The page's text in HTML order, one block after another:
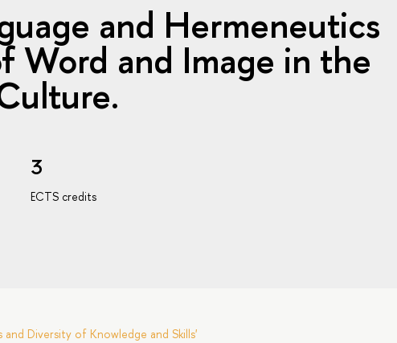
and Hermeneutics
Word and Image in the
3
ECTS credits
Diversity of Knowledge and Skills'